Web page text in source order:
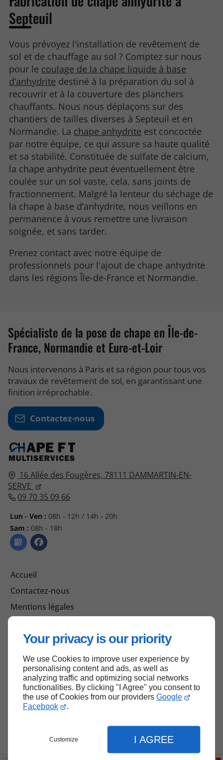
Your privacy is our priority
We use Cookies to improve user experience by
personalising content and ads, as well as
analyzing traffic and optimizing social networks
functionalities. By clicking "I Agree" you consent to
the use of Cookies from our providers Google
Facebook
.
Customize I AGREE
Septeuil
Vous prévoyez l'installation de revêtement de
sol et de chauffage au sol ? Comptez sur nous
pour le coulage de la chape liquide à base
d’anhydrite destiné à la préparation du sol à
recouvrir et à la couverture des planchers
chauffants. Nous nous déplaçons sur des
chantiers de tailles diverses à Septeuil et en
Normandie. La chape anhydrite est concoctée
par notre équipe, ce qui assure sa haute qualité
et sa stabilité. Constituée de sulfate de calcium,
la chape anhydrite peut éventuellement être
coulée sur un sol vaste, cela, sans joints de
fractionnement. Malgré la lenteur du séchage de
la chape à base d’anhydrite, nous veillons en
permanence à vous remettre une livraison
soignée, et sans tarder.
Prenez contact avec notre équipe de
professionnels pour l'ajout de chape anhydrite
dans les régions Île-de-France et Normandie.
16 Allée des Fougères, 78111 DAMMARTIN-EN-
SERVE
09 70 35 09 66
Lun - Ven : 08h - 12h / 14h - 20h
Sam : 08h - 18h
Accueil
Contactez-nous
Mentions légales
Spécialiste de la pose de chape en Île-de-
France, Normandie et Eure-et-Loir
Nous intervenons à Paris et sa région pour tous vos
travaux de revêtement de sol, en garantissant une
finition irréprochable.
Contactez-nous
Haut de page